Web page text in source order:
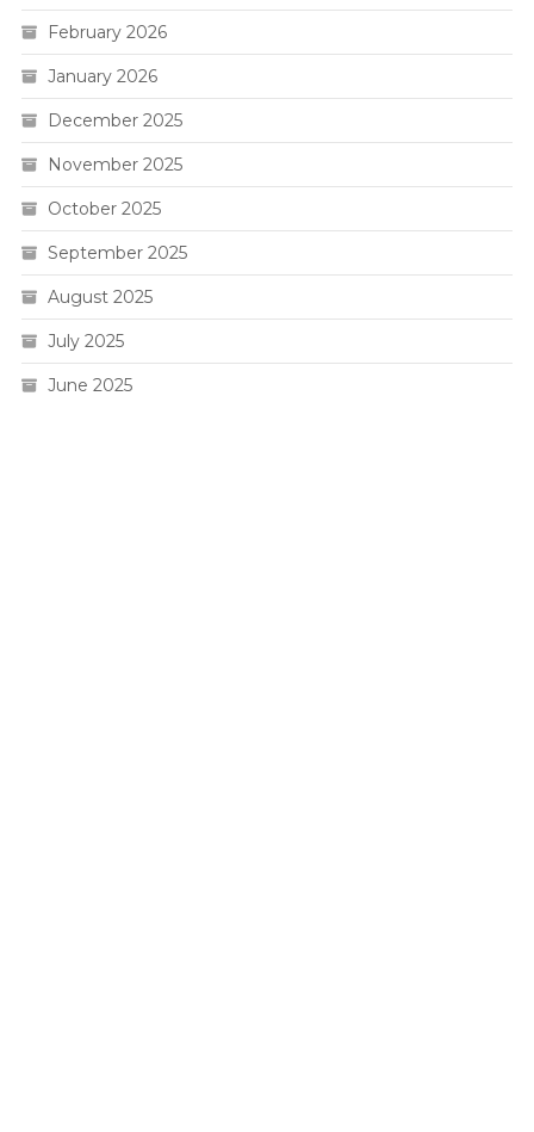
February 2026
January 2026
December 2025
November 2025
October 2025
September 2025
August 2025
July 2025
June 2025